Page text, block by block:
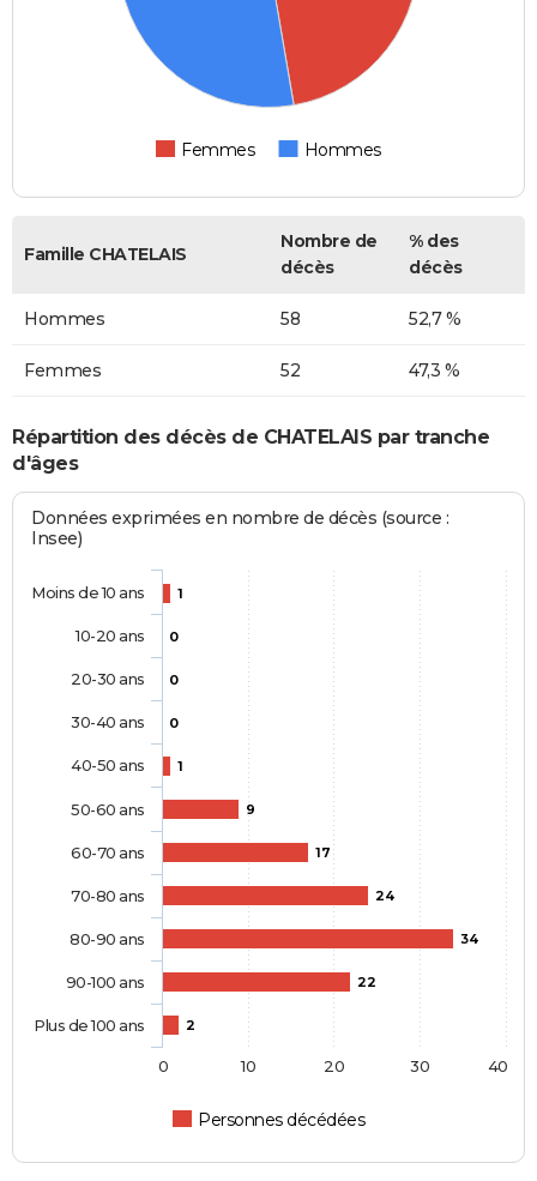
Femmes Hommes
Famille CHATELAIS
Nombre de
décès
% des
décès
Hommes 58 52,7 %
Femmes 52 47,3 %
Répartition des décès de CHATELAIS par tranche
d'âges
Données exprimées en nombre de décès (source :
Insee)
1
0
0
0
1
9
17
24
34
22
2
Personnes décédées
Moins de 10 ans
10-20 ans
20-30 ans
30-40 ans
40-50 ans
50-60 ans
60-70 ans
70-80 ans
80-90 ans
90-100 ans
Plus de 100 ans
0 10 20 30 40